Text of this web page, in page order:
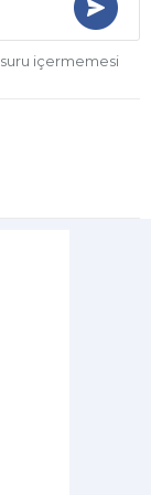
içermemesi